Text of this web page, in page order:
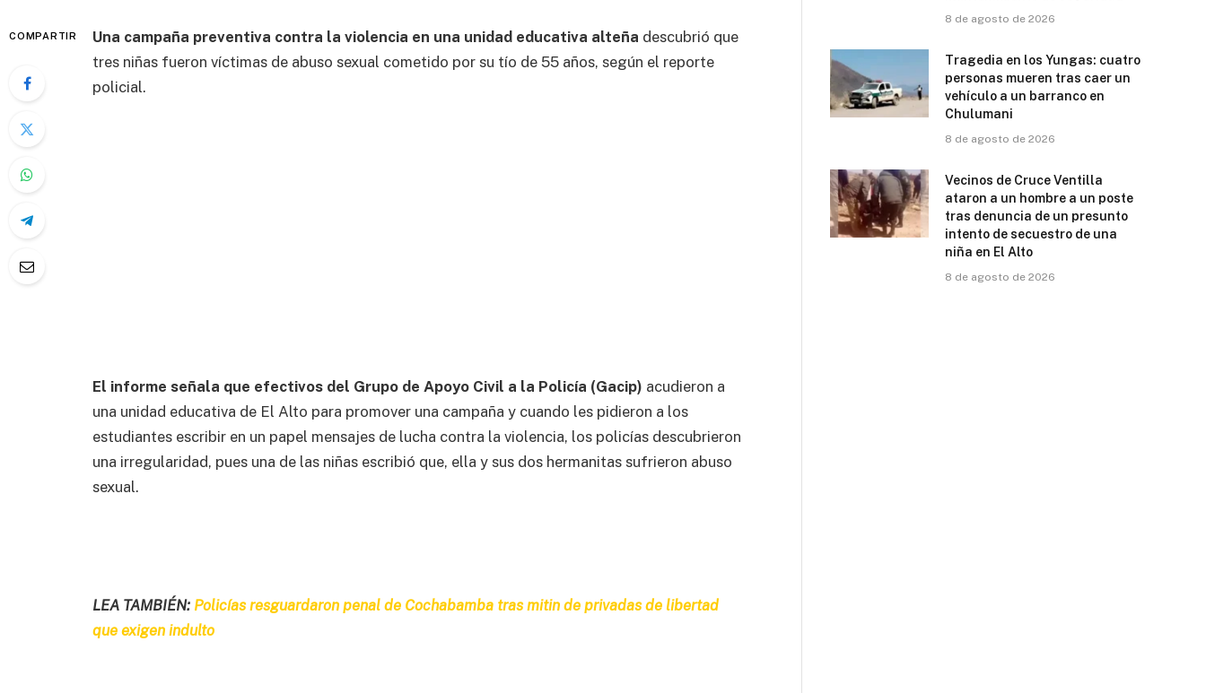
COMPARTIR Una campaña preventiva contra la violencia en una unidad educativa alteña descubrió que
tres niñas fueron víctimas de abuso sexual cometido por su tío de 55 años, según el reporte
policial.
El informe señala que efectivos del Grupo de Apoyo Civil a la Policía (Gacip) acudieron a
una unidad educativa de El Alto para promover una campaña y cuando les pidieron a los
estudiantes escribir en un papel mensajes de lucha contra la violencia, los policías descubrieron
una irregularidad, pues una de las niñas escribió que, ella y sus dos hermanitas sufrieron abuso
sexual.
LEA TAMBIÉN: Policías resguardaron penal de Cochabamba tras mitin de privadas de libertad
que exigen indulto
8 de agosto de 2026
Tragedia en los Yungas: cuatro
personas mueren tras caer un
vehículo a un barranco en
Chulumani
8 de agosto de 2026
Vecinos de Cruce Ventilla
ataron a un hombre a un poste
tras denuncia de un presunto
intento de secuestro de una
niña en El Alto
8 de agosto de 2026